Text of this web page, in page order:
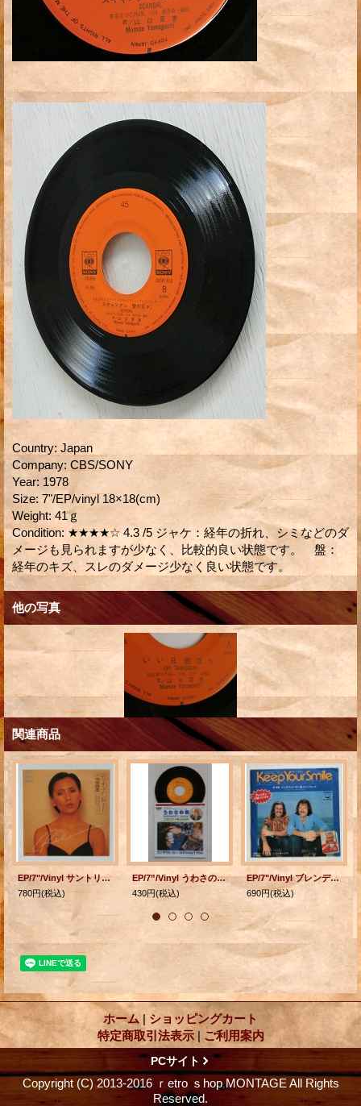
Country: Japan
Company: CBS/SONY
Year: 1978
Size: 7"/EP/vinyl 18×18(cm)
Weight: 41ｇ
Condition: ★★★★☆ 4.3 /5 ジャケ：経年の折れ、シミなどのダ
メージも見られますが少なく、比較的良い状態です。 盤：
経年のキズ、スレのダメージ少なく良い状態です。
他の写真
関連商品
EP/7"/Vinyl サントリー「デリカワイン」CMソング ディスコ・レディー SENTIMENTAL HOTEL 中原理恵 (1978) CBS/Sony
780円(税込)
EP/7”/Vinyl うわさの男 -キリン・ライト・ビールCMソング- EVERYBODY'S TALKIN/ ウイザウト・ユー ニルソン (1977) RCA
430円(税込)
EP/7"/Vinyl ブレンディ CMソング Keep Your Smile ハリウッド・ヘッケル＆ジャイヴ イングランド・ダン&ジョン・フォード (1979) BIG TREE
690円(税込)
ホーム | ショッピングカート
特定商取引法表示 | ご利用案内
PCサイト
Copyright (C) 2013-2016 ｒetro ｓhop MONTAGE All Rights
Reserved.